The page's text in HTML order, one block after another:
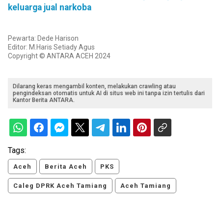
keluarga jual narkoba
Pewarta: Dede Harison
Editor: M.Haris Setiady Agus
Copyright © ANTARA ACEH 2024
Dilarang keras mengambil konten, melakukan crawling atau
pengindeksan otomatis untuk AI di situs web ini tanpa izin tertulis dari
Kantor Berita ANTARA.
Tags:
Aceh Berita Aceh PKS
Caleg DPRK Aceh Tamiang Aceh Tamiang